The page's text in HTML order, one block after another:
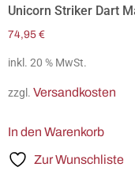
Unicorn Striker Dart
74,95 €
inkl. 20 % MwSt.
zzgl. Versandkosten
In den Warenkorb
Zur Wunschliste